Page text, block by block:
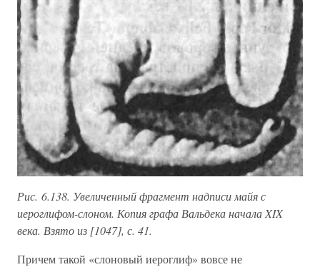
Рис. 6.138. Увеличенный фрагмент надписи майя с
иероглифом-слоном. Копия графа Вальдека начала XIX
века. Взято из [1047], с. 41.
Причем такой «слоновый иероглиф» вовсе не